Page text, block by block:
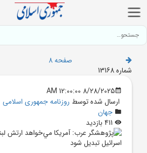
صفحه 8
شماره 13168
8/28/2025 12:00:00 AM
ارسال شده توسط روزنامه جمهوری اسلامی
جهان